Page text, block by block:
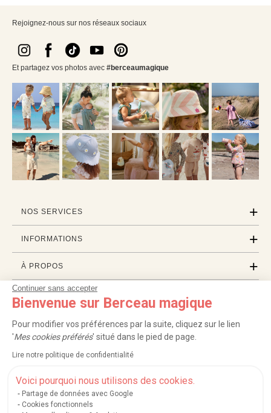
Continuer sans accepter
Bienvenue sur Berceau magique
Pour modifier vos préférences par la suite, cliquez sur le lien
'Mes cookies préférés' situé dans le pied de page.
Lire notre politique de confidentialité
Voici pourquoi nous utilisons des cookies.
Partage de données avec Google
Cookies fonctionnels
Rejoignez-nous sur nos réseaux sociaux
Et partagez vos photos avec #berceaumagique
NOS SERVICES
INFORMATIONS
À PROPOS
PROFESSIONNELS
LISTES CADEAUX
Service après-vente| FAQ |Rappels de produits|Protection des données
Mentions légales et crédits Conditions générales de ventes